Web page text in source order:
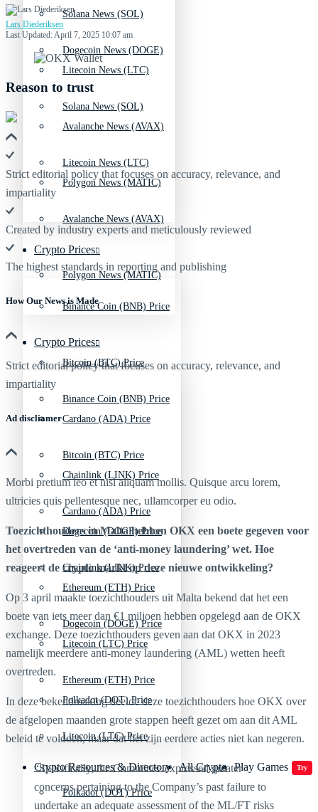
Solana News (SOL)
Litecoin News (LTC)
Avalanche News (AVAX)
Polygon News (MATIC)
Crypto Prices
Binance Coin (BNB) Price
Bitcoin (BTC) Price
Cardano (ADA) Price
Chainlink (LINK) Price
Dogecoin (DOGE) Price
Ethereum (ETH) Price
Litecoin (LTC) Price
Polkadot (DOT) Price
Crypto Resources & Directory All Crypto Play Games Try
Dogecoin News (DOGE)
Solana News (SOL)
Litecoin News (LTC)
Avalanche News (AVAX)
Polygon News (MATIC)
Crypto Prices
Binance Coin (BNB) Price
Bitcoin (BTC) Price
Cardano (ADA) Price
Chainlink (LINK) Price
Dogecoin (DOGE) Price
Ethereum (ETH) Price
Litecoin (LTC) Price
Polkadot (DOT) Price
Lars Diederiksen
Last Updated: April 7, 2025 10:07 am
Reason to trust
Strict editorial policy that focuses on accuracy, relevance, and
impartiality
Created by industry experts and meticulously reviewed
The highest standards in reporting and publishing
How Our News is Made
Strict editorial policy that focuses on accuracy, relevance, and
impartiality
Ad discliamer
Morbi pretium leo et nisl aliquam mollis. Quisque arcu lorem,
ultricies quis pellentesque nec, ullamcorper eu odio.
Toezichthouders in Malta hebben OKX een boete gegeven voor
het overtreden van de ‘anti-money laundering’ wet. Hoe
reageert de crypto markt op deze nieuwe ontwikkeling?
Op 3 april maakte toezichthouders uit Malta bekend dat het een
boete van iets meer dan €1 miljoen hebben opgelegd aan de OKX
exchange. Deze toezichthouders geven aan dat OKX in 2023
namelijk meerdere anti-money laundering (AML) wetten heeft
overtreden.
In deze bekendmaking deelde deze toezichthouders hoe OKX over
de afgelopen maanden grote stappen heeft gezet om aan dit AML
beleid te voldoen, maar dat het zijn eerdere acties niet kan negeren.
“Specifically, the Committee expressed greater
concerns pertaining to the Company’s past failure to
undertake an adequate assessment of the ML/FT risks